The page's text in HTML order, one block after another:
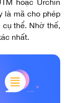
hoặc Urchin
là mã cho phép
cụ thể. Nhờ thế,
nhất.